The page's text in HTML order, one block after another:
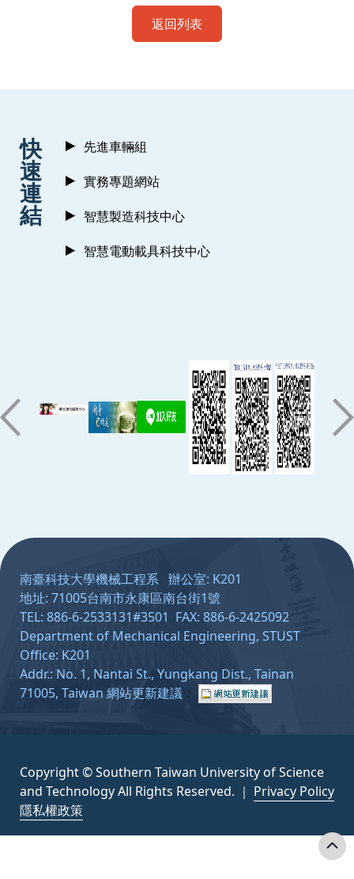
返回列表
快
速
連
結
先進車輛組
實務專題網站
智慧製造科技中心
智慧電動載具科技中心
南臺科技大學機械工程系 辦公室: K201
地址: 71005台南市永康區南台街1號
TEL: 886-6-2533131#3501 FAX: 886-6-2425092
Department of Mechanical Engineering, STUST
Office: K201
Addr.: No. 1, Nantai St., Yungkang Dist., Tainan
71005, Taiwan 網站更新建議 ：
Copyright © Southern Taiwan University of Science
and Technology All Rights Reserved. ｜ Privacy Policy
隱私權政策